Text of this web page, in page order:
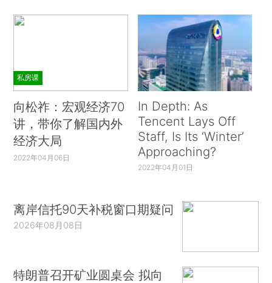
私房课
向松祚：宏观经济70
讲，带你了解国内外
经济大局
2022年04月06日
In Depth: As
Tencent Lays Off
Staff, Is Its ‘Winter’
Approaching?
2022年04月01日
离岸信托90天补税窗口期疑问
2026年08月08日
特朗普召开矿业圆桌会 拟向